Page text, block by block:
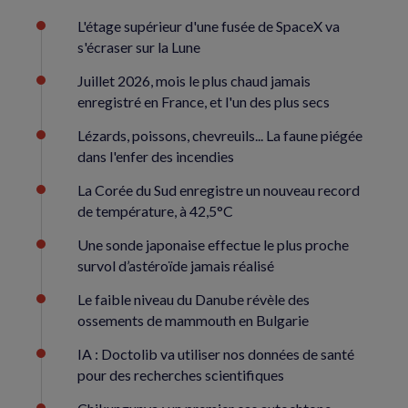
L'étage supérieur d'une fusée de SpaceX va
s'écraser sur la Lune
Juillet 2026, mois le plus chaud jamais
enregistré en France, et l'un des plus secs
Lézards, poissons, chevreuils... La faune piégée
dans l'enfer des incendies
La Corée du Sud enregistre un nouveau record
de température, à 42,5°C
Une sonde japonaise effectue le plus proche
survol d’astéroïde jamais réalisé
Le faible niveau du Danube révèle des
ossements de mammouth en Bulgarie
IA : Doctolib va utiliser nos données de santé
pour des recherches scientifiques